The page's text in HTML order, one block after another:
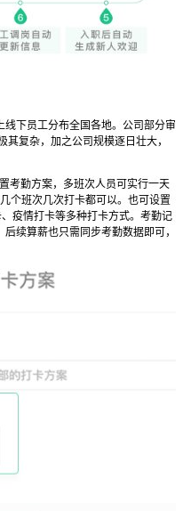
下员工分布全国各地。公司部分审
复杂，加之公司规模逐日壮大，
考勤方案，多班次人员可实行一天
个班次几次打卡都可以。也可设置
疫情打卡等多种打卡方式。考勤记
续算薪也只需同步考勤数据即可，